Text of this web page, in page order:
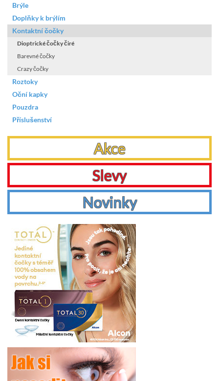
Brýle
Doplňky k brýlím
Kontaktní čočky
Dioptrické čočky čiré
Barevné čočky
Crazy čočky
Roztoky
Oční kapky
Pouzdra
Příslušenství
Akce
Slevy
Novinky